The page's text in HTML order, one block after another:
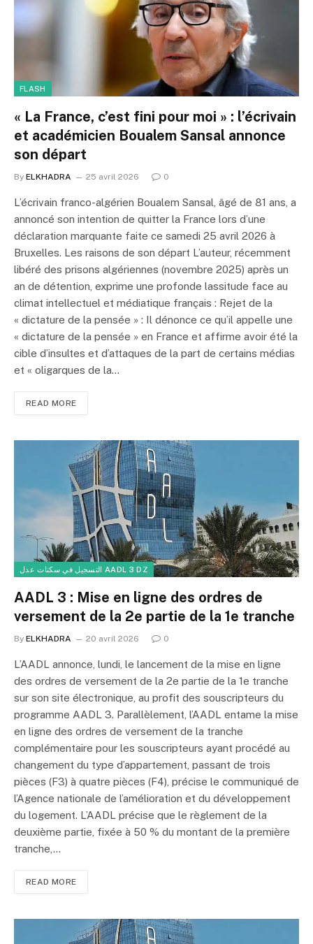
FLASH
« La France, c’est fini pour moi » : l’écrivain
et académicien Boualem Sansal annonce
son départ
By ELKHADRA 25 avril 2026 0
L’écrivain franco-algérien Boualem Sansal, âgé de 81 ans, a
annoncé son intention de quitter la France lors d’une
déclaration marquante faite ce samedi 25 avril 2026 à
Bruxelles. Les raisons de son départ L’auteur, récemment
libéré des prisons algériennes (novembre 2025) après un
an de détention, exprime une profonde lassitude face au
climat intellectuel et médiatique français : Rejet de la
« dictature de la pensée » : Il dénonce ce qu’il appelle une
« dictature de la pensée » en France et affirme avoir été la
cible d’insultes et d’attaques de la part de certains médias
et « oligarques de la…
READ MORE
التسجيل في سكنات عدل AADL 3 DZ
AADL 3 : Mise en ligne des ordres de
versement de la 2e partie de la 1e tranche
By ELKHADRA 20 avril 2026 0
L’AADL annonce, lundi, le lancement de la mise en ligne
des ordres de versement de la 2e partie de la 1e tranche
sur son site électronique, au profit des souscripteurs du
programme AADL 3. Parallèlement, l’AADL entame la mise
en ligne des ordres de versement de la tranche
complémentaire pour les souscripteurs ayant procédé au
changement du type d’appartement, passant de trois
pièces (F3) à quatre pièces (F4), précise le communiqué de
l’Agence nationale de l’amélioration et du développement
du logement. L’AADL précise que le règlement de la
deuxième partie, fixée à 50 % du montant de la première
tranche,…
READ MORE